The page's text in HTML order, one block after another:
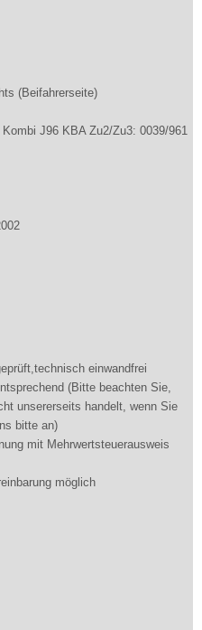
(Beifahrerseite)
J96 KBA Zu2/Zu3: 0039/961
einwandfrei
(Bitte beachten Sie,
unsererseits handelt, wenn Sie
bitte an)
mit Mehrwertsteuerausweis
möglich